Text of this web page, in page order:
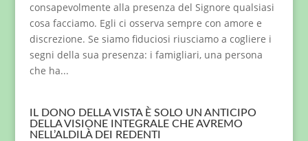
consapevolmente alla presenza del Signore qualsiasi
cosa facciamo. Egli ci osserva sempre con amore e
discrezione. Se siamo fiduciosi riusciamo a cogliere i
segni della sua presenza: i famigliari, una persona
che ha...
IL DONO DELLA VISTA È SOLO UN ANTICIPO
DELLA VISIONE INTEGRALE CHE AVREMO
NELL’ALDILÀ DEI REDENTI